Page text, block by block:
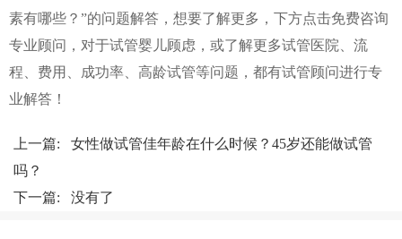
素有哪些？”的问题解答，想要了解更多，下方点击免费咨询
专业顾问，对于试管婴儿顾虑，或了解更多试管医院、流
程、费用、成功率、高龄试管等问题，都有试管顾问进行专
业解答！
上一篇: 女性做试管佳年龄在什么时候？45岁还能做试管
吗？
下一篇: 没有了